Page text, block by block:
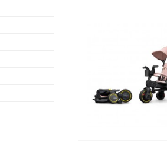
КЪРМЕНЕ